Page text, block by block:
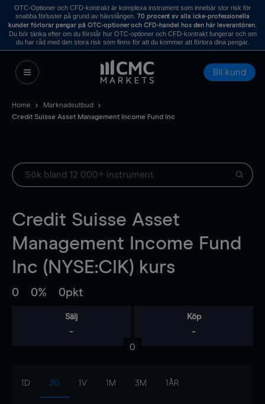
OTC-Optioner och CFD-kontrakt är komplexa instrument som innebär stor risk för
snabba förluster på grund av hävstången. 70 procent av alla icke-professionella
kunder förlorar pengar på OTC-optioner och CFD-handel hos den här leverantören.
Du bör tänka efter om du förstår hur OTC-optioner och CFD-kontrakt fungerar och om
du har råd med den stora risk som finns för att du kommer att förlora dina pengar.
Bli kund
Home
Marknadsutbud
Credit Suisse Asset Management Income Fund Inc
Credit Suisse Asset
Management Income Fund
Inc (NYSE:CIK) kurs
0 0% 0pkt
Sälj
-
Köp
-
0
1D 3D 1V 1M 3M 1ÅR